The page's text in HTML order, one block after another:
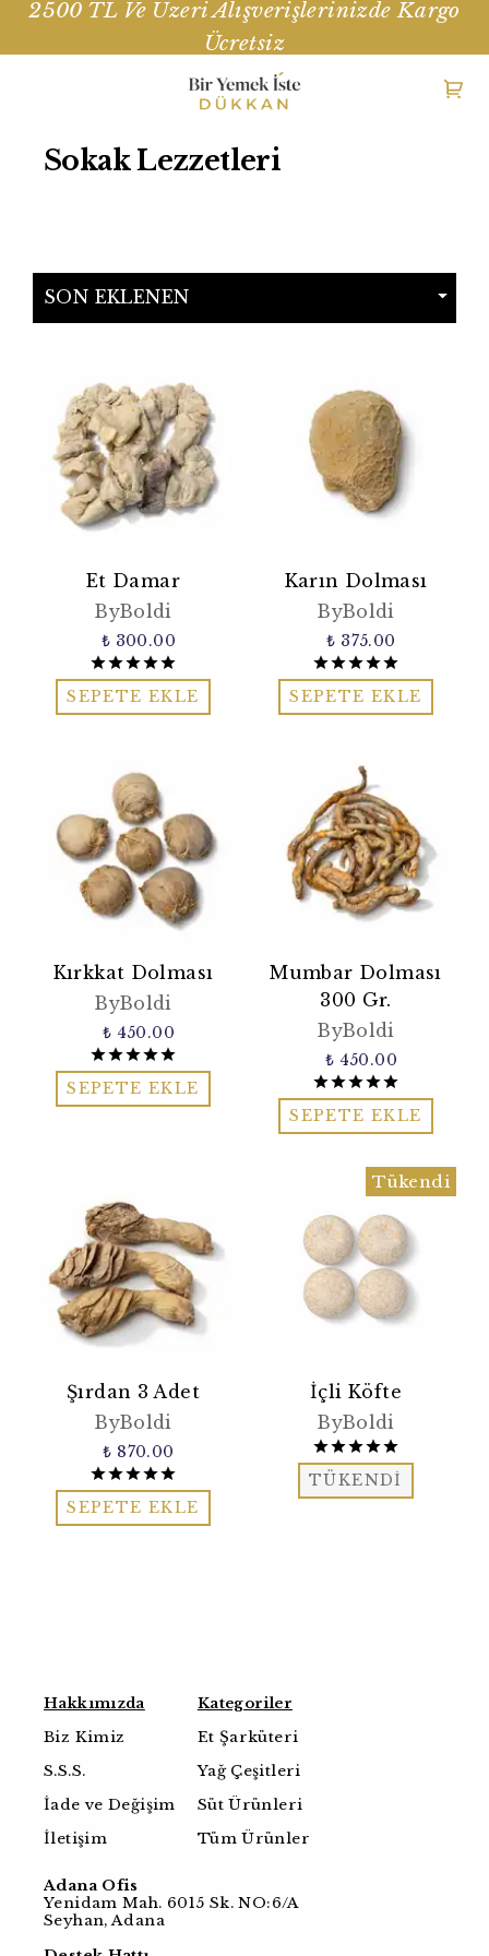
2500 TL Ve Üzeri Alışverişlerinizde Kargo
Ücretsiz
Sokak Lezzetleri
Et Damar
ByBoldi
₺ 300.00
SEPETE EKLE
Karın Dolması
ByBoldi
₺ 375.00
SEPETE EKLE
Kırkkat Dolması
ByBoldi
₺ 450.00
SEPETE EKLE
Mumbar Dolması
300 Gr.
ByBoldi
₺ 450.00
SEPETE EKLE
Şırdan 3 Adet
ByBoldi
₺ 870.00
SEPETE EKLE
Tükendi
İçli Köfte
ByBoldi
TÜKENDİ
Hakkımızda
Biz Kimiz
S.S.S.
İade ve Değişim
İletişim
Kategoriler
Et Şarküteri
Yağ Çeşitleri
Süt Ürünleri
Tüm Ürünler
Adana Ofis
Yenidam Mah. 6015 Sk. NO:6/A
Seyhan, Adana